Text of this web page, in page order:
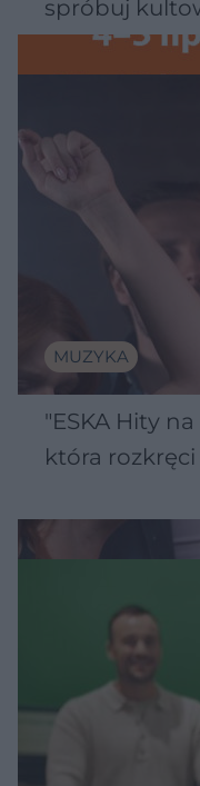
spróbuj
Wawelu
MUZYKA
"ESKA Hity
która